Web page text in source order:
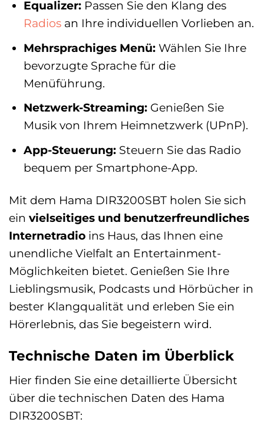
Equalizer:Passen Sie den Klang des
Radiosan Ihre individuellen Vorlieben an.
Mehrsprachiges Menü:Wählen Sie Ihre
bevorzugte Sprache für die
Menüführung.
Netzwerk-Streaming:Genießen Sie
Musik von Ihrem Heimnetzwerk (UPnP).
App-Steuerung:Steuern Sie das Radio
bequem per Smartphone-App.
Mit dem Hama DIR3200SBT holen Sie sich
ein vielseitiges und benutzerfreundliches
Internetradio ins Haus, das Ihnen eine
unendliche Vielfalt an Entertainment-
Möglichkeiten bietet. Genießen Sie Ihre
Lieblingsmusik, Podcasts und Hörbücher in
bester Klangqualität und erleben Sie ein
Hörerlebnis, das Sie begeistern wird.
Technische Daten im Überblick
Hier finden Sie eine detaillierte Übersicht
über die technischen Daten des Hama
DIR3200SBT: